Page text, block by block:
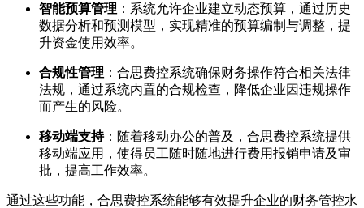
智能预算管理 ：系统允许企业建立动态预算，通过历史
数据分析和预测模型，实现精准的预算编制与调整，提
升资金使用效率。
合规性管理 ：合思费控系统确保财务操作符合相关法律
法规，通过系统内置的合规检查，降低企业因违规操作
而产生的风险。
移动端支持：随着移动办公的普及，合思费控系统提供
移动端应用，使得员工随时随地进行费用报销申请及审
批，提高工作效率。
通过这些功能，合思费控系统能够有效提升企业的财务管控水